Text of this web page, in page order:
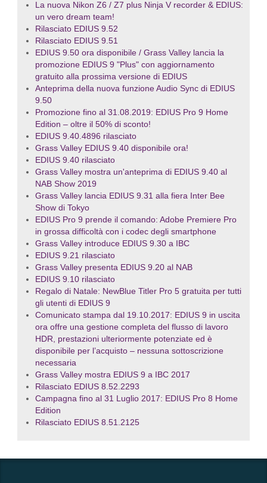
La nuova Nikon Z6 / Z7 plus Ninja V recorder & EDIUS:
un vero dream team!
Rilasciato EDIUS 9.52
Rilasciato EDIUS 9.51
EDIUS 9.50 ora disponibile / Grass Valley lancia la
promozione EDIUS 9 "Plus" con aggiornamento
gratuito alla prossima versione di EDIUS
Anteprima della nuova funzione Audio Sync di EDIUS
9.50
Promozione fino al 31.08.2019: EDIUS Pro 9 Home
Edition – oltre il 50% di sconto!
EDIUS 9.40.4896 rilasciato
Grass Valley EDIUS 9.40 disponibile ora!
EDIUS 9.40 rilasciato
Grass Valley mostra un'anteprima di EDIUS 9.40 al
NAB Show 2019
Grass Valley lancia EDIUS 9.31 alla fiera Inter Bee
Show di Tokyo
EDIUS Pro 9 prende il comando: Adobe Premiere Pro
in grossa difficoltà con i codec degli smartphone
Grass Valley introduce EDIUS 9.30 a IBC
EDIUS 9.21 rilasciato
Grass Valley presenta EDIUS 9.20 al NAB
EDIUS 9.10 rilasciato
Regalo di Natale: NewBlue Titler Pro 5 gratuita per tutti
gli utenti di EDIUS 9
Comunicato stampa dal 19.10.2017: EDIUS 9 in uscita
ora offre una gestione completa del flusso di lavoro
HDR, prestazioni ulteriormente potenziate ed è
disponibile per l’acquisto – nessuna sottoscrizione
necessaria
Grass Valley mostra EDIUS 9 a IBC 2017
Rilasciato EDIUS 8.52.2293
Campagna fino al 31 Luglio 2017: EDIUS Pro 8 Home
Edition
Rilasciato EDIUS 8.51.2125